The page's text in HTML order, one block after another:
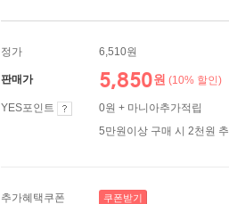
정가 6,510원
판매가 5,850원 (10% 할인)
YES포인트
0원 + 마니아추가적립
5만원이상 구매 시 2천원
추가혜택쿠폰 쿠폰받기